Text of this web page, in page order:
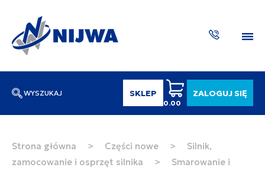
WYSZUKAJ SKLEP
0.00
ZALOGUJ SIĘ
Wpisz numer katalogowy lub nazwę
SZUKAJ
Strona główna > Części nowe >
Silnik,
zamocowanie i osprzęt silnika
>
Smarowanie i